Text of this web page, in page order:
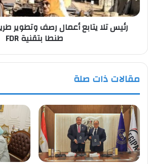
شبين
الكوم
رئيس تلا يتابع أعمال رصف وتطوير
طنطا بتقنية FDR
مقالات ذات صلة